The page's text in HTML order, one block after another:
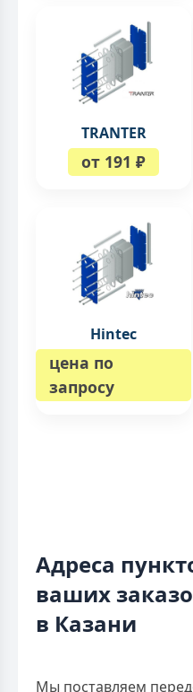
TRANTER
от 191 ₽
Hintec
цена по
запросу
Адреса
ваших
в Казани
Мы поставляем